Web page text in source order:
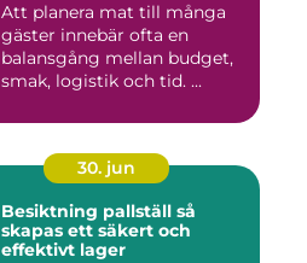
Att planera mat till många
gäster innebär ofta en
balansgång mellan budget,
smak, logistik och tid. ...
30. jun
Besiktning pallställ så
skapas ett säkert och
effektivt lager